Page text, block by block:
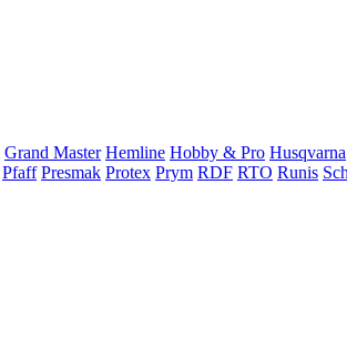
Grand Master Hemline Hobby & Pro Husqvarna
Pfaff Presmak Protex Prym RDF RTO Runis